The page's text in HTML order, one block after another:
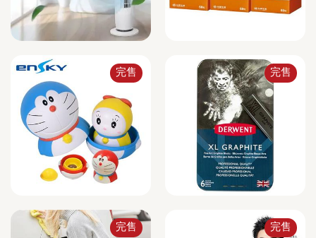
完售 完售
完售 完售